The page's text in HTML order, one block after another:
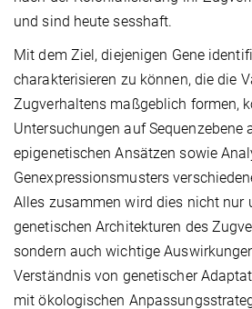
und sind heute sesshaft.
Mit dem Ziel, diejenigen Gene
charakterisieren zu können, die die
Zugverhaltens maßgeblich formen,
Untersuchungen auf Sequenzebene
epigenetischen Ansätzen sowie
Genexpressionsmusters
Alles zusammen wird dies nicht nur
genetischen Architekturen des
sondern auch wichtige
Verständnis von genetischer
mit ökologischen